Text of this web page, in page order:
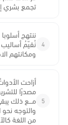
تجمع بشري
4
ننتهج
نُقيّمُ
ومكانتهم
5
أزاحت
مصدرًا
مـــع ذلك
والتوجه
من اللغة